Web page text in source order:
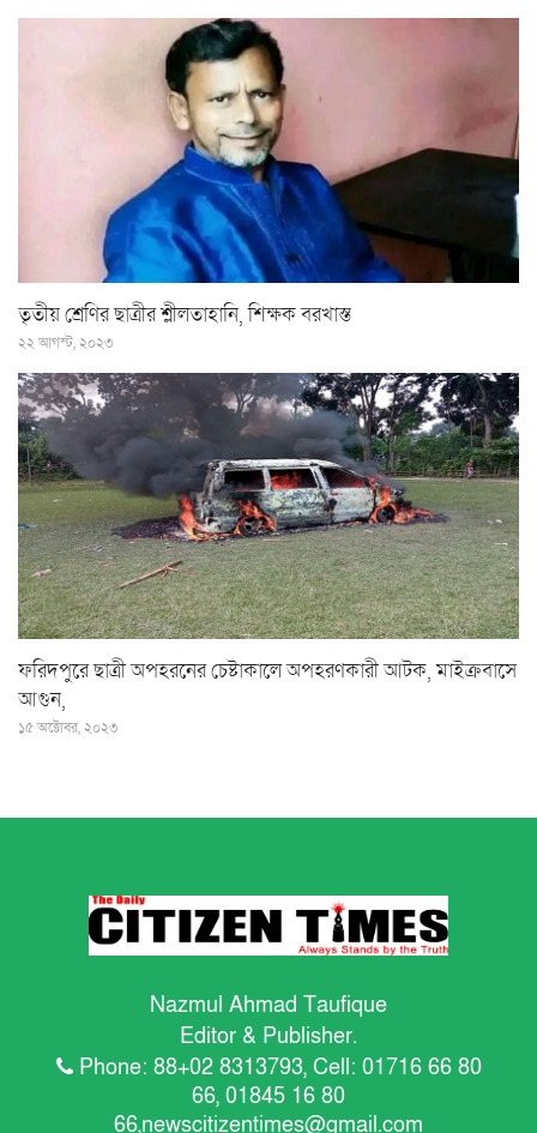
তৃতীয় শ্রেণির ছাত্রীর শ্লীলতাহানি, শিক্ষক বরখাস্ত
২২ আগস্ট, ২০২৩
ফরিদপুরে ছাত্রী অপহরনের চেষ্টাকালে অপহরণকারী আটক, মাইক্রবাসে
আগুন,
১৫ অক্টোবর, ২০২৩
Nazmul Ahmad Taufique
Editor & Publisher.
Phone: 88+02 8313793, Cell: 01716 66 80
66, 01845 16 80
66,newscitizentimes@gmail.com